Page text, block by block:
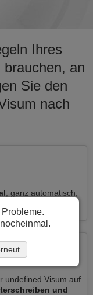
Ihres
an
Sie den
nach
, ganz automatisch,
undefined Visum auf
und